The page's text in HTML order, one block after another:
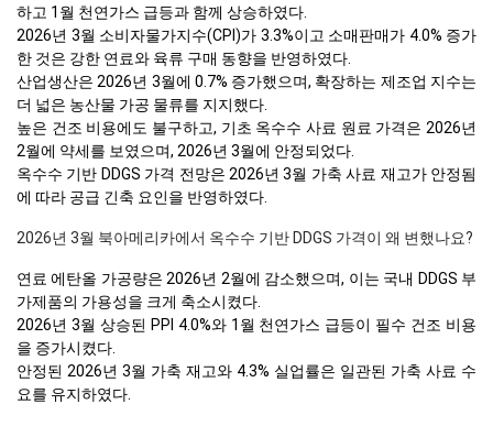
하고 1월 천연가스 급등과 함께 상승하였다.
2026년 3월 소비자물가지수(CPI)가 3.3%이고 소매판매가 4.0% 증가
한 것은 강한 연료와 육류 구매 동향을 반영하였다.
산업생산은 2026년 3월에 0.7% 증가했으며, 확장하는 제조업 지수는
더 넓은 농산물 가공 물류를 지지했다.
높은 건조 비용에도 불구하고, 기초 옥수수 사료 원료 가격은 2026년
2월에 약세를 보였으며, 2026년 3월에 안정되었다.
옥수수 기반 DDGS 가격 전망은 2026년 3월 가축 사료 재고가 안정됨
에 따라 공급 긴축 요인을 반영하였다.
2026년 3월 북아메리카에서 옥수수 기반 DDGS 가격이 왜 변했나요?
연료 에탄올 가공량은 2026년 2월에 감소했으며, 이는 국내 DDGS 부
가제품의 가용성을 크게 축소시켰다.
2026년 3월 상승된 PPI 4.0%와 1월 천연가스 급등이 필수 건조 비용
을 증가시켰다.
안정된 2026년 3월 가축 재고와 4.3% 실업률은 일관된 가축 사료 수
요를 유지하였다.